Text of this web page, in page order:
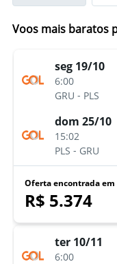
Voos mais baratos
seg 19/10
6:00
GRU - PLS
dom 25/10
15:02
PLS - GRU
Oferta encontrada em
R$ 5.374
ter 10/11
6:00